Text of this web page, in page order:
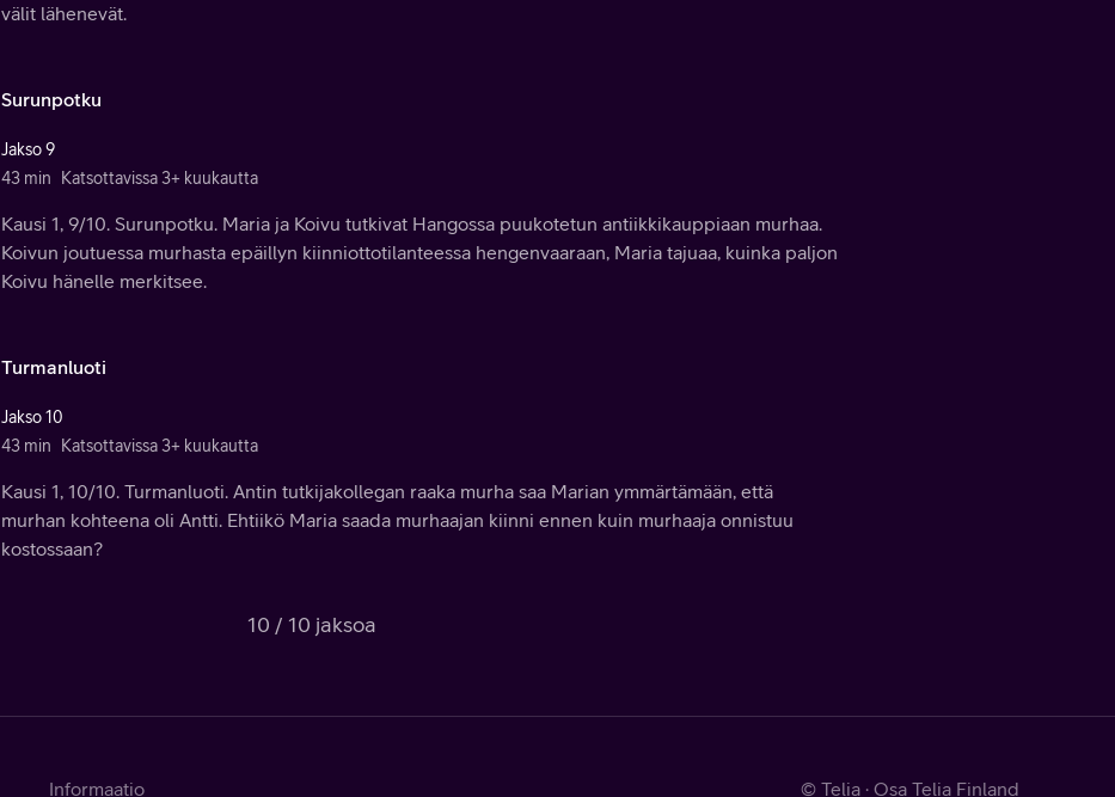
välit lähenevät.
Surunpotku
Jakso 9
43 min
Katsottavissa 3+ kuukautta
Kausi 1, 9/10. Surunpotku. Maria ja Koivu tutkivat Hangossa puukotetun antiikkikauppiaan murhaa.
Koivun joutuessa murhasta epäillyn kiinniottotilanteessa hengenvaaraan, Maria tajuaa, kuinka paljon
Koivu hänelle merkitsee.
Turmanluoti
Jakso 10
43 min
Katsottavissa 3+ kuukautta
Kausi 1, 10/10. Turmanluoti. Antin tutkijakollegan raaka murha saa Marian ymmärtämään, että
murhan kohteena oli Antti. Ehtiikö Maria saada murhaajan kiinni ennen kuin murhaaja onnistuu
kostossaan?
10 / 10 jaksoa
Informaatio © Telia · Osa Telia Finland